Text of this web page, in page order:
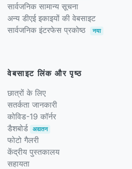
सार्वजनिक सामान्य सूचना
अन्य डीएई इकाइयों की वेबसाइट
सार्वजनिक इंटरफेस प्रकोष्ठ
नया
वेबसाइट लिंक और पृष्ठ
छात्रों के लिए
सतर्कता जानकारी
कोविड-19 कॉर्नर
डैशबोर्ड अद्यतन
फोटो गैलरी
केंद्रीय पुस्तकालय
सहायता